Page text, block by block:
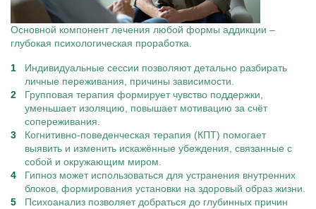
Основной компонент лечения любой формы аддикции –
глубокая психологическая проработка.
Индивидуальные сессии позволяют детально разбирать
личные переживания, причины зависимости.
Групповая терапия формирует чувство поддержки,
уменьшает изоляцию, повышает мотивацию за счёт
сопереживания.
Когнитивно-поведенческая терапия (КПТ) помогает
выявить и изменить искажённые убеждения, связанные с
собой и окружающим миром.
Гипноз может использоваться для устранения внутренних
блоков, формирования установки на здоровый образ жизни.
Психоанализ позволяет добраться до глубинных причин